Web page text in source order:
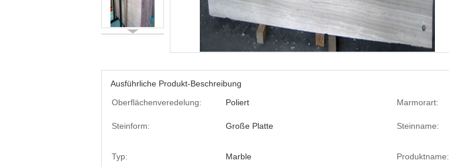
Ausführliche Produkt-Beschreibung
Oberflächenveredelung:
Poliert Marmorart:
Steinform: Große Platte Steinname:
Typ: Marble Produktname: